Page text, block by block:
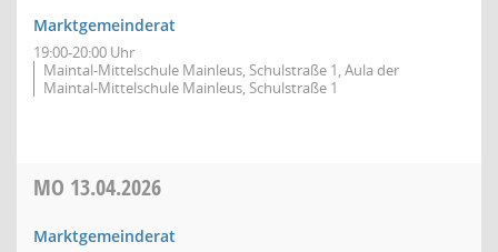
Marktgemeinderat
19:00-20:00 Uhr
Maintal-Mittelschule Mainleus, Schulstraße 1, Aula der
Maintal-Mittelschule Mainleus, Schulstraße 1
MO 13.04.2026
Marktgemeinderat